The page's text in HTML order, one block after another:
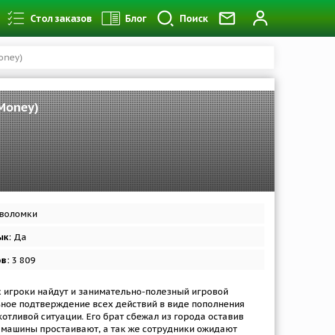
Стол заказов Блог Поиск
Да
3 809
найдут и занимательно-полезный игровой
подтверждение всех действий в виде пополнения
ситуации. Его брат сбежал из города оставив
простаивают, а так же сотрудники ожидают